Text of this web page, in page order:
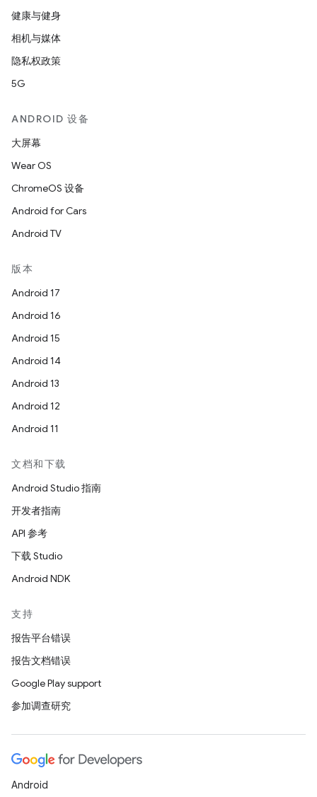
健康与健身
相机与媒体
隐私权政策
5G
ANDROID 设备
大屏幕
Wear OS
ChromeOS 设备
Android for Cars
Android TV
版本
Android 17
Android 16
Android 15
Android 14
Android 13
Android 12
Android 11
文档和下载
Android Studio 指南
开发者指南
API 参考
下载 Studio
Android NDK
支持
报告平台错误
报告文档错误
Google Play support
参加调查研究
Android